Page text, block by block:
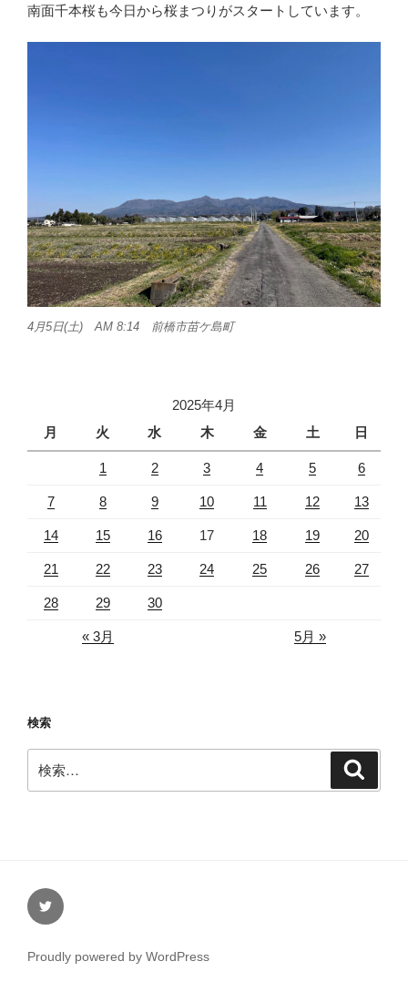
南面千本桜も今日から桜まつりがスタートしています。
4月5日(土) AM 8:14 前橋市苗ケ島町
2025年4月
月
火 水 木 金 土 日
1 2 3 4 5 6
7 8 9 10 11 12 13
14 15 16 17 18 19 20
21 22 23 24 25 26 27
28 29 30
« 3月 5月 »
検索
索:
Twitter
Proudly powered by WordPress